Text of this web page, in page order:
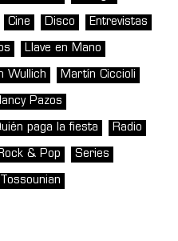
Cine Disco Entrevistas
Llave en Mano
Wullich Martín Ciccioli
Pazos
paga la fiesta Radio
& Pop Series